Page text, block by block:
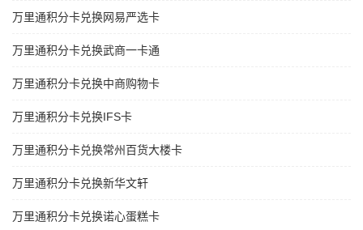
万里通积分卡兑换网易严选卡
万里通积分卡兑换武商一卡通
万里通积分卡兑换中商购物卡
万里通积分卡兑换IFS卡
万里通积分卡兑换常州百货大楼卡
万里通积分卡兑换新华文轩
万里通积分卡兑换诺心蛋糕卡